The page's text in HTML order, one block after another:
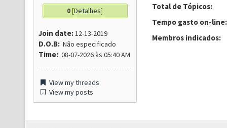
0[Detalhes]
Join date:12-13-2019
D.O.B: Não especificado
Time: 08-07-2026 às 05:40 AM
View my threads
View my posts
Total de Tópicos:
Tempo gasto on-line:
Membros indicados: